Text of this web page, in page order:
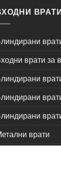
ВРАТИ
врати за
врати